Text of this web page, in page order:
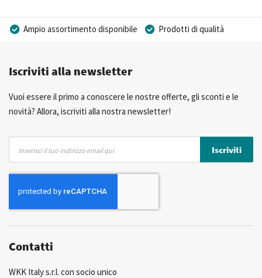
Ampio assortimento disponibile
Prodotti di qualità
Consulenza Personalizzata
Iscriviti alla newsletter
Vuoi essere il primo a conoscere le nostre offerte, gli sconti e le
novità? Allora, iscriviti alla nostra newsletter!
nostra
Newsletter:
Iscriviti
Contatti
WKK Italy s.r.l. con socio unico